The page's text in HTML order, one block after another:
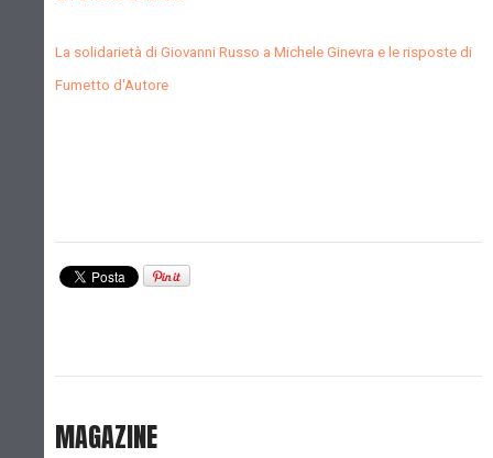
La solidarietà di Giovanni Russo a Michele Ginevra e le risposte di
Fumetto d'Autore
MAGAZINE